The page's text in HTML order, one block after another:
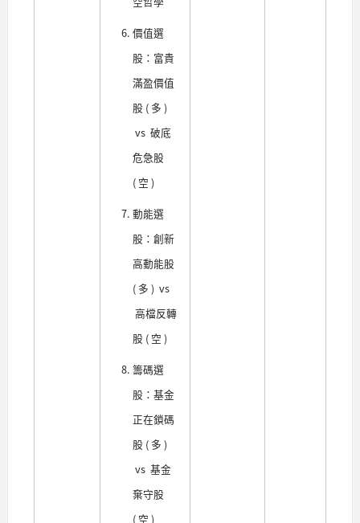
價值選
股：富貴
滿盈價值
股 ( 多 )
vs 破底
危急股
( 空 )
動能選
股：創新
高動能股
( 多 ) vs
高檔反轉
股 ( 空 )
籌碼選
股：基金
正在鎖碼
股 ( 多 )
vs 基金
棄守股
( 空 )